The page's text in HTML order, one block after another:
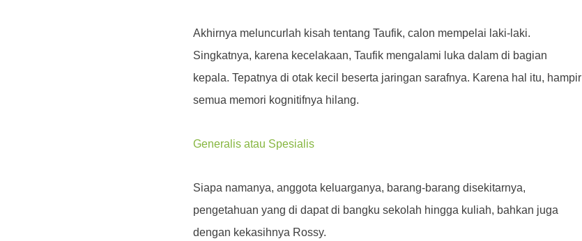
Akhirnya meluncurlah kisah tentang Taufik, calon mempelai laki-laki.
Singkatnya, karena kecelakaan, Taufik mengalami luka dalam di bagian
kepala. Tepatnya di otak kecil beserta jaringan sarafnya. Karena hal itu, hampir
semua memori kognitifnya hilang.
Generalis atau Spesialis
Siapa namanya, anggota keluarganya, barang-barang disekitarnya,
pengetahuan yang di dapat di bangku sekolah hingga kuliah, bahkan juga
dengan kekasihnya Rossy.